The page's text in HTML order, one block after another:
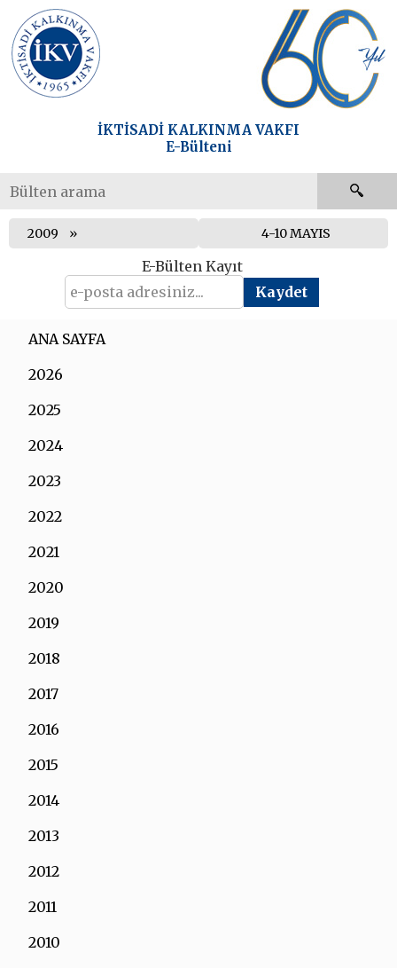
İKTİSADİ KALKINMA VAKFI
E-Bülteni
2009 4-10 MAYIS
E-Bülten Kayıt
ANA SAYFA
2026
2025
2024
2023
2022
2021
2020
2019
2018
2017
2016
2015
2014
2013
2012
2011
2010